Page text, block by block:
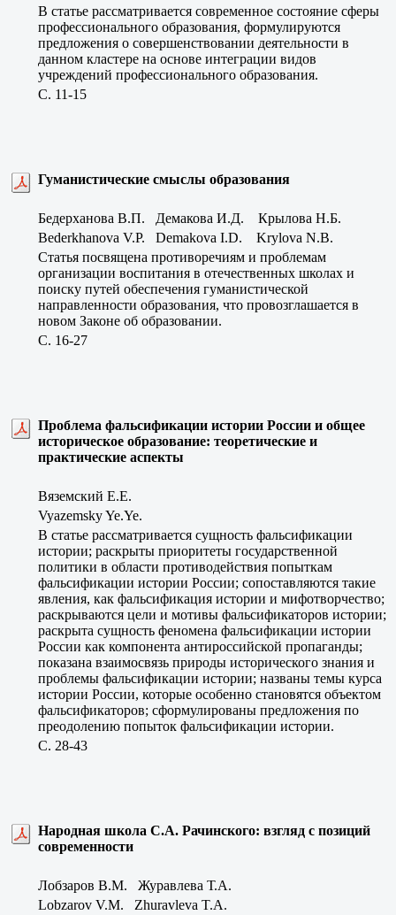
В статье рассматривается современное состояние сферы
профессионального образования, формулируются
предложения о совершенствовании деятельности в
данном кластере на основе интеграции видов
учреждений профессионального образования.
C. 11-15
Гуманистические смыслы образования
Бедерханова В.П. Демакова И.Д. Крылова Н.Б.
Bederkhanova V.P. Demakova I.D. Krylova N.B.
Статья посвящена противоречиям и проблемам
организации воспитания в отечественных школах и
поиску путей обеспечения гуманистической
направленности образования, что провозглашается в
новом Законе об образовании.
C. 16-27
Проблема фальсификации истории России и общее
историческое образование: теоретические и
практические аспекты
Вяземский Е.Е.
Vyazemsky Ye.Ye.
В статье рассматривается сущность фальсификации
истории; раскрыты приоритеты государственной
политики в области противодействия попыткам
фальсификации истории России; сопоставляются такие
явления, как фальсификация истории и мифотворчество;
раскрываются цели и мотивы фальсификаторов истории;
раскрыта сущность феномена фальсификации истории
России как компонента антироссийской пропаганды;
показана взаимосвязь природы исторического знания и
проблемы фальсификации истории; названы темы курса
истории России, которые особенно становятся объектом
фальсификаторов; сформулированы предложения по
преодолению попыток фальсификации истории.
C. 28-43
Народная школа С.А. Рачинского: взгляд с позиций
современности
Лобзаров В.М. Журавлева Т.А.
Lobzarov V.M. Zhuravleva T.A.